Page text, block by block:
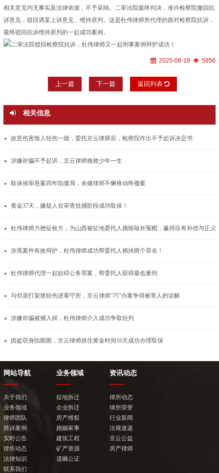
相关意见均无事实及法律依据，不予采纳。二审法院最终判决，准许检察院撤回抗
诉意见，驳回洒某上诉意见，维持原判。这是杜伟律师所代理的面对检察院抗诉，
最终驳回抗诉维持原判的一起成功案例。
2025-08-19 5956
上一篇 下一篇 返回列表
相关信息
故意伤害致人轻伤一级，委托京云律师后，检察院作出不予起诉决定书
涉嫌诈骗不予起诉，京云律师挽救少年一生
取保候审悬案四年陷僵局，余健律师不懈推动终撤案
黄金37天，嫌疑人在审查批捕阶段成功取保！
杜伟律师力挫征收方，为山西被征地委托人摘除敲诈冤帽，赢得应有补偿与正义
涉黑案件有效辩护，杜伟律师成功帮委托人摘掉两个罪名！
杜伟律师代理一起妨碍公务罪案，帮委托人获得最低量刑
与邻居打架致轻伤进看守所，京云律师“巧”办案争得被害人的谅解
涉嫌诈骗被捕入狱，杜伟律师介入成功争取轻判
因盗窃身陷囹圄，京云律师抓住黄金时间16天成功办理取保
网站导航
关于我们
业务领域
律师团队
胜诉案例
实时公告
律所动态
法律知识
联系我们
业务领域
征地拆迁
企业拆迁
房产维权
婚姻家事
建筑工程
矿产资源
遗嘱公证
资讯动态
律所动态
律所荣誉
行业新闻
法规速递
京云公益
房产律师